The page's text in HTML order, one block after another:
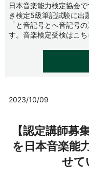
日本音楽能力検定協会
き検定5級筆記試験に出
「と音記号とへ音記号
す。音楽検定受検はこ
2023/10/09
【認定講師募
を日本音楽能
せて